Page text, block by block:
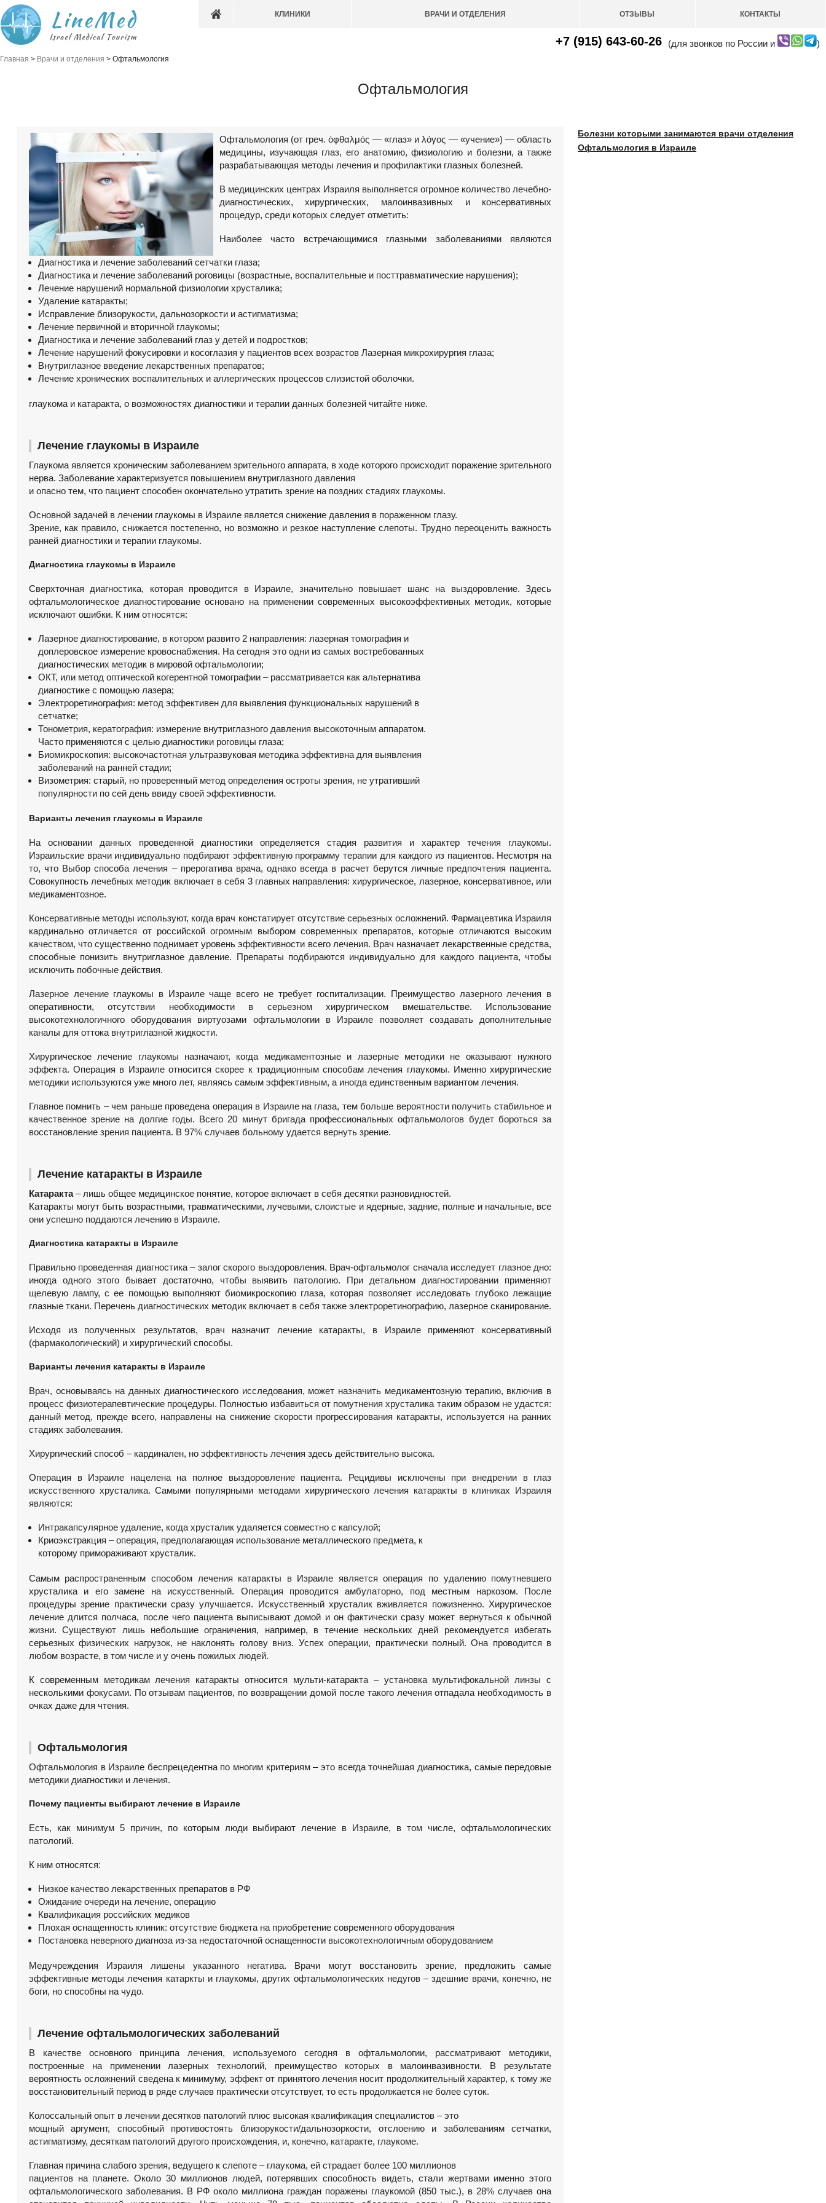
КЛИНИКИ ВРАЧИ И ОТДЕЛЕНИЯ ОТЗЫВЫ КОНТАКТЫ
+7 (915) 643-60-26 (для звонков по России и )
Главная > Врачи и отделения > Офтальмология
Офтальмология
Офтальмология (от греч. ὀφθαλμός — «глаз» и λόγος — «учение») — область
медицины, изучающая глаз, его анатомию, физиологию и болезни, а также
разрабатывающая методы лечения и профилактики глазных болезней.
В медицинских центрах Израиля выполняется огромное количество лечебно-
диагностических, хирургических, малоинвазивных и консервативных
процедур, среди которых следует отметить:
Диагностика и лечение заболеваний сетчатки глаза;
Диагностика и лечение заболеваний роговицы (возрастные, воспалительные и посттравматические нарушения);
Лечение нарушений нормальной физиологии хрусталика;
Удаление катаракты;
Исправление близорукости, дальнозоркости и астигматизма;
Лечение первичной и вторичной глаукомы;
Диагностика и лечение заболеваний глаз у детей и подростков;
Лечение нарушений фокусировки и косоглазия у пациентов всех возрастов Лазерная микрохирургия глаза;
Внутриглазное введение лекарственных препаратов;
Лечение хронических воспалительных и аллергических процессов слизистой оболочки.
Наиболее часто встречающимися глазными заболеваниями являются
глаукома и катаракта, о возможностях диагностики и терапии данных болезней читайте ниже.
Лечение глаукомы в Израиле
Глаукома является хроническим заболеванием зрительного аппарата, в ходе которого происходит поражение зрительного
нерва. Заболевание характеризуется повышением внутриглазного давления
и опасно тем, что пациент способен окончательно утратить зрение на поздних стадиях глаукомы.
Основной задачей в лечении глаукомы в Израиле является снижение давления в пораженном глазу.
Зрение, как правило, снижается постепенно, но возможно и резкое наступление слепоты. Трудно переоценить важность
ранней диагностики и терапии глаукомы.
Диагностика глаукомы в Израиле
Сверхточная диагностика, которая проводится в Израиле, значительно повышает шанс на выздоровление. Здесь
офтальмологическое диагностирование основано на применении современных высокоэффективных методик, которые
исключают ошибки. К ним относятся:
Лазерное диагностирование, в котором развито 2 направления: лазерная томография и
доплеровское измерение кровоснабжения. На сегодня это одни из самых востребованных
диагностических методик в мировой офтальмологии;
ОКТ, или метод оптической когерентной томографии – рассматривается как альтернатива
диагностике с помощью лазера;
Электроретинография: метод эффективен для выявления функциональных нарушений в
сетчатке;
Тонометрия, кератография: измерение внутриглазного давления высокоточным аппаратом.
Часто применяются с целью диагностики роговицы глаза;
Биомикроскопия: высокочастотная ультразвуковая методика эффективна для выявления
заболеваний на ранней стадии;
Визометрия: старый, но проверенный метод определения остроты зрения, не утративший
популярности по сей день ввиду своей эффективности.
Варианты лечения глаукомы в Израиле
На основании данных проведенной диагностики определяется стадия развития и характер течения глаукомы.
Израильские врачи индивидуально подбирают эффективную программу терапии для каждого из пациентов. Несмотря на
то, что Выбор способа лечения – прерогатива врача, однако всегда в расчет берутся личные предпочтения пациента.
Совокупность лечебных методик включает в себя 3 главных направления: хирургическое, лазерное, консервативное, или
медикаментозное.
Консервативные методы используют, когда врач констатирует отсутствие серьезных осложнений. Фармацевтика Израиля
кардинально отличается от российской огромным выбором современных препаратов, которые отличаются высоким
качеством, что существенно поднимает уровень эффективности всего лечения. Врач назначает лекарственные средства,
способные понизить внутриглазное давление. Препараты подбираются индивидуально для каждого пациента, чтобы
исключить побочные действия.
Лазерное лечение глаукомы в Израиле чаще всего не требует госпитализации. Преимущество лазерного лечения в
оперативности, отсутствии необходимости в серьезном хирургическом вмешательстве. Использование
высокотехнологичного оборудования виртуозами офтальмологии в Израиле позволяет создавать дополнительные
каналы для оттока внутриглазной жидкости.
Хирургическое лечение глаукомы назначают, когда медикаментозные и лазерные методики не оказывают нужного
эффекта. Операция в Израиле относится скорее к традиционным способам лечения глаукомы. Именно хирургические
методики используются уже много лет, являясь самым эффективным, а иногда единственным вариантом лечения.
Главное помнить – чем раньше проведена операция в Израиле на глаза, тем больше вероятности получить стабильное и
качественное зрение на долгие годы. Всего 20 минут бригада профессиональных офтальмологов будет бороться за
восстановление зрения пациента. В 97% случаев больному удается вернуть зрение.
Лечение катаракты в Израиле
Катаракта– лишь общее медицинское понятие, которое включает в себя десятки разновидностей.
Катаракты могут быть возрастными, травматическими, лучевыми, слоистые и ядерные, задние, полные и начальные, все
они успешно поддаются лечению в Израиле.
Диагностика катаракты в Израиле
Правильно проведенная диагностика – залог скорого выздоровления. Врач-офтальмолог сначала исследует глазное дно:
иногда одного этого бывает достаточно, чтобы выявить патологию. При детальном диагностировании применяют
щелевую лампу, с ее помощью выполняют биомикроскопию глаза, которая позволяет исследовать глубоко лежащие
глазные ткани. Перечень диагностических методик включает в себя также электроретинографию, лазерное сканирование.
Исходя из полученных результатов, врач назначит лечение катаракты, в Израиле применяют консервативный
(фармакологический) и хирургический способы.
Варианты лечения катаракты в Израиле
Врач, основываясь на данных диагностического исследования, может назначить медикаментозную терапию, включив в
процесс физиотерапевтические процедуры. Полностью избавиться от помутнения хрусталика таким образом не удастся:
данный метод, прежде всего, направлены на снижение скорости прогрессирования катаракты, используется на ранних
стадиях заболевания.
Хирургический способ – кардинален, но эффективность лечения здесь действительно высока.
Операция в Израиле нацелена на полное выздоровление пациента. Рецидивы исключены при внедрении в глаз
искусственного хрусталика. Самыми популярными методами хирургического лечения катаракты в клиниках Израиля
являются:
Интракапсулярное удаление, когда хрусталик удаляется совместно с капсулой;
Криоэкстракция – операция, предполагающая использование металлического предмета, к
которому примораживают хрусталик.
Самым распространенным способом лечения катаракты в Израиле является операция по удалению помутневшего
хрусталика и его замене на искусственный. Операция проводится амбулаторно, под местным наркозом. После
процедуры зрение практически сразу улучшается. Искусственный хрусталик вживляется пожизненно. Хирургическое
лечение длится полчаса, после чего пациента выписывают домой и он фактически сразу может вернуться к обычной
жизни. Существуют лишь небольшие ограничения, например, в течение нескольких дней рекомендуется избегать
серьезных физических нагрузок, не наклонять голову вниз. Успех операции, практически полный. Она проводится в
любом возрасте, в том числе и у очень пожилых людей.
К современным методикам лечения катаракты относится мульти-катаракта – установка мультифокальной линзы с
несколькими фокусами. По отзывам пациентов, по возвращении домой после такого лечения отпадала необходимость в
очках даже для чтения.
Офтальмология
Офтальмология в Израиле беспрецедентна по многим критериям – это всегда точнейшая диагностика, самые передовые
методики диагностики и лечения.
Почему пациенты выбирают лечение в Израиле
Есть, как минимум 5 причин, по которым люди выбирают лечение в Израиле, в том числе, офтальмологических
патологий.
К ним относятся:
Низкое качество лекарственных препаратов в РФ
Ожидание очереди на лечение, операцию
Квалификация российских медиков
Плохая оснащенность клиник: отсутствие бюджета на приобретение современного оборудования
Постановка неверного диагноза из-за недостаточной оснащенности высокотехнологичным оборудованием
Медучреждения Израиля лишены указанного негатива. Врачи могут восстановить зрение, предложить самые
эффективные методы лечения катаркты и глаукомы, других офтальмологических недугов – здешние врачи, конечно, не
боги, но способны на чудо.
Лечение офтальмологических заболеваний
В качестве основного принципа лечения, используемого сегодня в офтальмологии, рассматривают методики,
построенные на применении лазерных технологий, преимущество которых в малоинвазивности. В результате
вероятность осложнений сведена к минимуму, эффект от принятого лечения носит продолжительный характер, к тому же
восстановительный период в ряде случаев практически отсутствует, то есть продолжается не более суток.
Колоссальный опыт в лечении десятков патологий плюс высокая квалификация специалистов – это
мощный аргумент, способный противостоять близорукости/дальнозоркости, отслоению и заболеваниям сетчатки,
астигматизму, десяткам патологий другого происхождения, и, конечно, катаракте, глаукоме.
Главная причина слабого зрения, ведущего к слепоте – глаукома, ей страдает более 100 миллионов
пациентов на планете. Около 30 миллионов людей, потерявших способность видеть, стали жертвами именно этого
офтальмологического заболевания. В РФ около миллиона граждан поражены глаукомой (850 тыс.), в 28% случаев она
Болезни которыми занимаются врачи отделения
Офтальмология в Израиле